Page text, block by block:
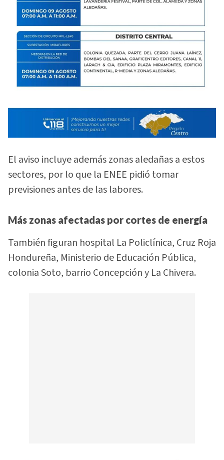
El aviso incluye además zonas aledañas a estos
sectores, por lo que la ENEE pidió tomar
previsiones antes de las labores.
Más zonas afectadas por cortes de energía
También figuran hospital La Policlínica, Cruz Roja
Hondureña, Ministerio de Educación Pública,
colonia Soto, barrio Concepción y La Chivera.